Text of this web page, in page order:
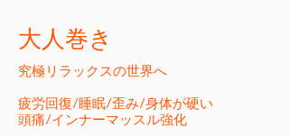
大人巻き
究極リラックスの世界へ
疲労回復/睡眠/歪み/身体が硬い
​頭痛/インナーマッスル強化